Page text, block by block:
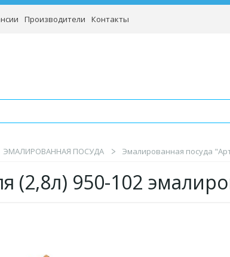
Производители Контакты
ЭМАЛИРОВАННАЯ ПОСУДА Эмалированная посуда
(2,8л) 950-102